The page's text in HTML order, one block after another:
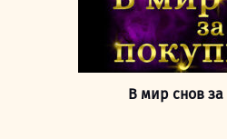
В мир снов за